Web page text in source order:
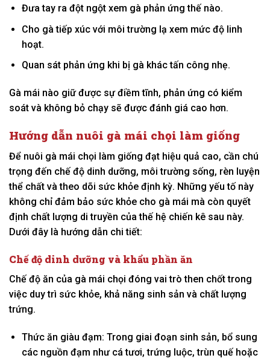
Đưa tay ra đột ngột xem gà phản ứng thế nào.
Cho gà tiếp xúc với môi trường lạ xem mức độ linh
hoạt.
Quan sát phản ứng khi bị gà khác tấn công nhẹ.
Gà mái nào giữ được sự điềm tĩnh, phản ứng có kiểm
soát và không bỏ chạy sẽ được đánh giá cao hơn.
Hướng dẫn nuôi gà mái chọi làm giống
Để nuôi gà mái chọi làm giống đạt hiệu quả cao, cần chú
trọng đến chế độ dinh dưỡng, môi trường sống, rèn luyện
thể chất và theo dõi sức khỏe định kỳ. Những yếu tố này
không chỉ đảm bảo sức khỏe cho gà mái mà còn quyết
định chất lượng di truyền của thế hệ chiến kê sau này.
Dưới đây là hướng dẫn chi tiết:
Chế độ dinh dưỡng và khẩu phần ăn
Chế độ ăn của gà mái chọi đóng vai trò then chốt trong
việc duy trì sức khỏe, khả năng sinh sản và chất lượng
trứng.
Thức ăn giàu đạm: Trong giai đoạn sinh sản, bổ sung
các nguồn đạm như cá tươi, trứng luộc, trùn quế hoặc